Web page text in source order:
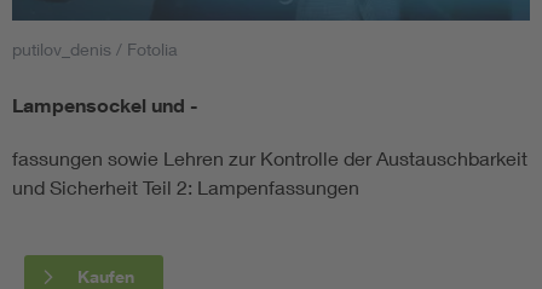
Smart Cities
DKE Fachinformationen im Kontext der Normung
Blitzschutz: DIN EN 62305 in der Übersicht
putilov_denis / Fotolia
Lampensockel und -
fassungen sowie Lehren zur Kontrolle der Austauschbarkeit
und Sicherheit Teil 2: Lampenfassungen
Kaufen